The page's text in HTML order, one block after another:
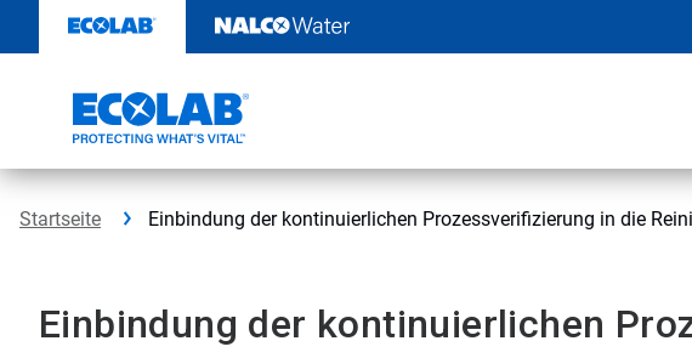
Inhalt
Startseite Einbindung der kontinuierlichen Prozessverifizierung in die
Einbindung der kontinuierlichen